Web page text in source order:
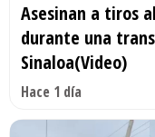
Asesinan a tiros
durante una
Sinaloa(Video)
Hace 1 día